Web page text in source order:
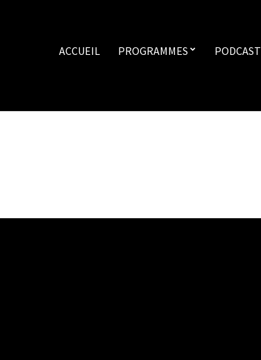
ACCUEIL PROGRAMMES PODCAST